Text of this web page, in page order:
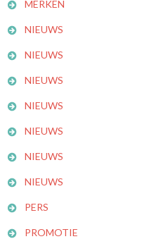
MERKEN
NIEUWS
NIEUWS
NIEUWS
NIEUWS
NIEUWS
NIEUWS
NIEUWS
PERS
PROMOTIE